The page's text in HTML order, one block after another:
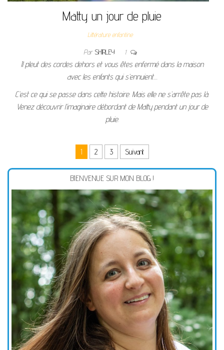
Matty un jour de pluie
Littérature enfantine
Par SHIRLEY 1
Il pleut des cordes dehors et vous êtes enfermé dans la maison
avec les enfants qui s’ennuient…
C’est ce qui se passe dans cette histoire. Mais elle ne s’arrête pas là.
Venez découvrir l’imaginaire débordant de Matty pendant un jour de
pluie.
Pagination des publications
1 2 3 Suivant
BIENVENUE SUR MON BLOG !